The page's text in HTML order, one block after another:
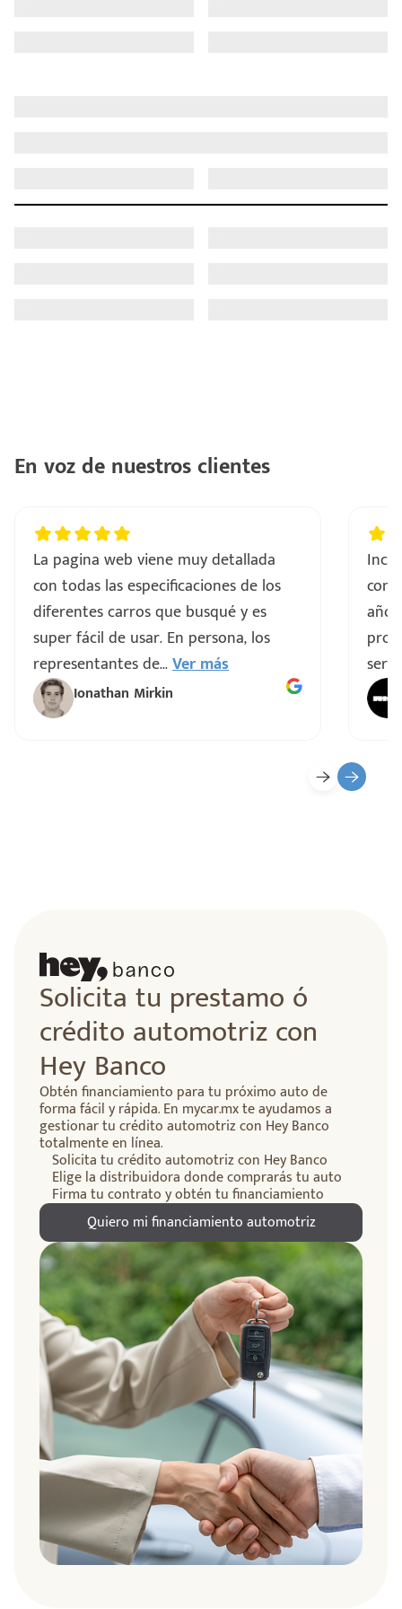
En voz de nuestros clientes
La pagina web viene muy detallada
con todas las especificaciones de los
diferentes carros que busqué y es
super fácil de usar. En persona, los
representantes de...Ver más
Ionathan Mirkin
Solicita tu prestamo ó
crédito automotriz con
Hey Banco
Obtén financiamiento para tu próximo auto de
forma fácil y rápida. En mycar.mx te ayudamos a
gestionar tu crédito automotriz con Hey Banco
totalmente en línea.
Solicita tu crédito automotriz con Hey Banco
Elige la distribuidora donde comprarás tu auto
Firma tu contrato y obtén tu financiamiento
Quiero mi financiamiento automotriz